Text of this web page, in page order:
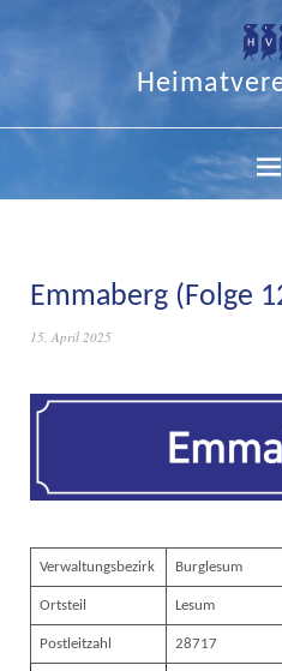
Emmaberg (Folge
15. April 2025
Verwaltungsbezirk Burglesum
Ortsteil Lesum
Postleitzahl 28717